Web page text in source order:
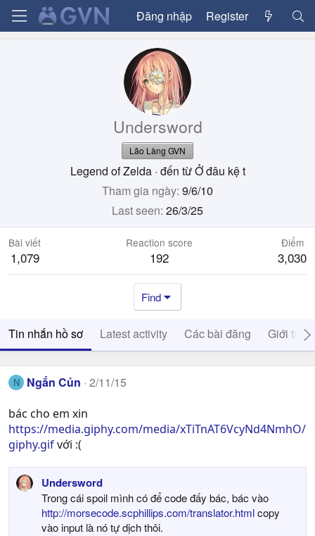
Đăng nhập Register
Undersword
Lão Làng GVN
Legend of Zelda · đến từỞ đâu kệ t
Tham gia ngày 9/6/10
Last seen 26/3/25
Bài viết
1,079
Reaction score
192
Điểm
3,030
Find
Tin nhắn hồ sơ Latest activity Các bài đăng Giới thiệu
N Ngắn Củn 2/11/15
bác cho em xin
https://media.giphy.com/media/xTiTnAT6VcyNd4NmhO/
giphy.gifvới :(
Undersword
Trong cái spoil mình có để code đấy bác, bác vào
http://morsecode.scphillips.com/translator.htmlcopy
vào input là nó tự dịch thôi.